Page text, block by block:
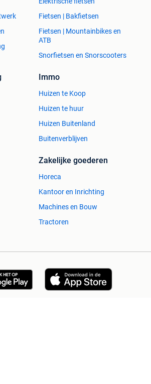
Fietsen | Bakfietsen
Fietsen | Mountainbikes en
ATB
Snorfietsen en Snorscooters
Immo
Huizen te Koop
Huizen te huur
Huizen Buitenland
Buitenverblijven
Zakelijke goederen
Horeca
Kantoor en Inrichting
Machines en Bouw
Tractoren